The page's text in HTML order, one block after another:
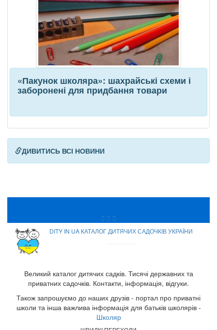
«Пакунок школяра»: шахрайські схеми і
заборонені для придбання товари
ДИВИТИСЬ ВСІ НОВИНИ
DITY IN UA КАТАЛОГ ДИТЯЧИХ САДОЧКІВ УКРАЇНИ
Великий каталог дитячих садків. Тисячі державних та
приватних садочків. Контакти, інформація, відгуки.
Також запрошуємо до наших друзів - портал про приватні
школи та інша важлива інформація для батьків школярів -
Школяр